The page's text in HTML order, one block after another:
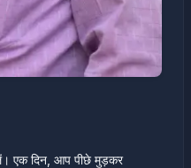
एक दिन, आप पीछे मुड़कर